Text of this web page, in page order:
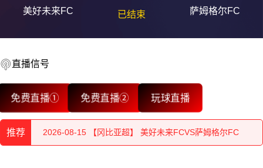
美好未来FC 已结束 萨姆格尔FC
直播信号
免费直播① 免费直播② 玩球直播
推荐
2026-08-15 【冈比亚超】 美好未来FCVS萨姆格尔FC
2026-08-15 【冈比亚超】 美好未来FCVS萨姆格尔FC
2026-08-15 【冈比亚超】 美好未来FCVS萨姆格尔FC